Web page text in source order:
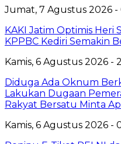
Jumat, 7 Agustus 2026 -
KAKI Jatim Optimis Heri
KPPBC Kediri Semakin
Kamis, 6 Agustus 2026 -
Diduga Ada Oknum
Lakukan Dugaan
Rakyat Bersatu Minta
Kamis, 6 Agustus 2026 -